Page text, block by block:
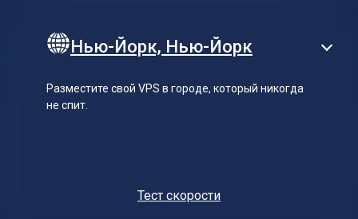
Нью-Йорк, Нью-Йорк
Разместите свой VPS в городе, который никогда
не спит.
Тест скорости